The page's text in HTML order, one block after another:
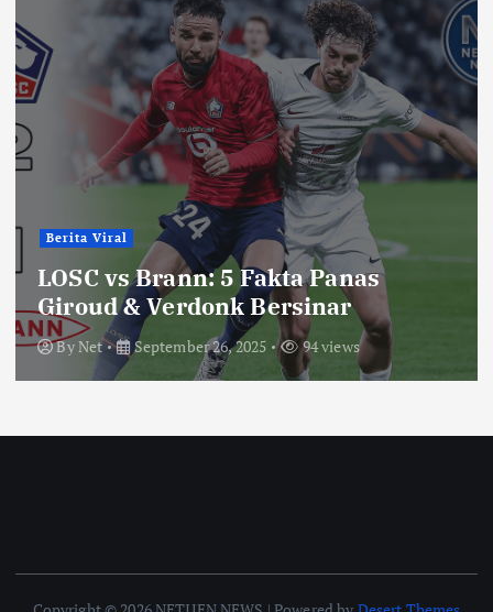
Berita Viral
LOSC vs Brann: 5 Fakta Panas
Giroud & Verdonk Bersinar
ByNet September 26, 2025 94 views